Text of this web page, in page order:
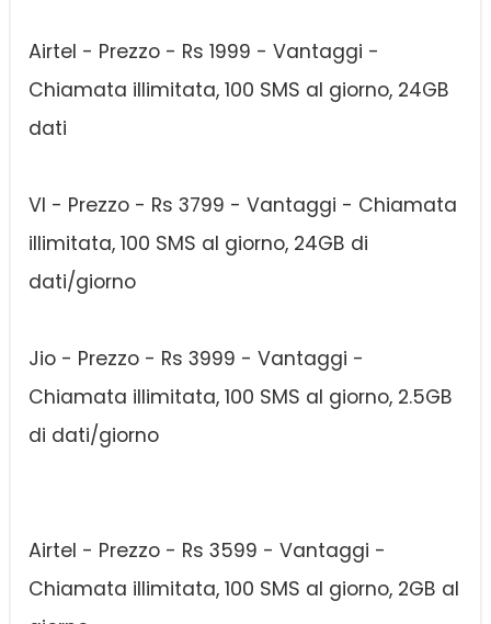
Airtel - Prezzo - Rs 1999 - Vantaggi -
Chiamata illimitata, 100 SMS al giorno, 24GB
dati
VI - Prezzo - Rs 3799 - Vantaggi - Chiamata
illimitata, 100 SMS al giorno, 24GB di
dati/giorno
Jio - Prezzo - Rs 3999 - Vantaggi -
Chiamata illimitata, 100 SMS al giorno, 2.5GB
di dati/giorno
Airtel - Prezzo - Rs 3599 - Vantaggi -
Chiamata illimitata, 100 SMS al giorno, 2GB al